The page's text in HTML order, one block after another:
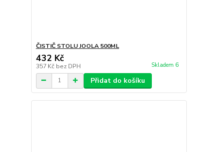
ČISTIČ STOLU JOOLA 500ML
432 Kč
357 Kč bez DPH Skladem 6
Přidat do košíku